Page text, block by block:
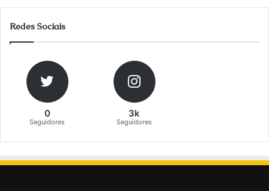
Redes Sociais
0
Seguidores
3k
Seguidores